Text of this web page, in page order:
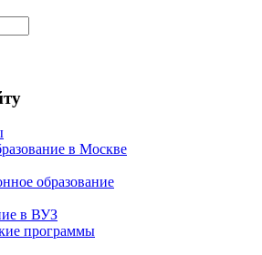
в Москве
образование
в ВУЗ
программы